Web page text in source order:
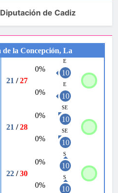
Diputación de Cadiz